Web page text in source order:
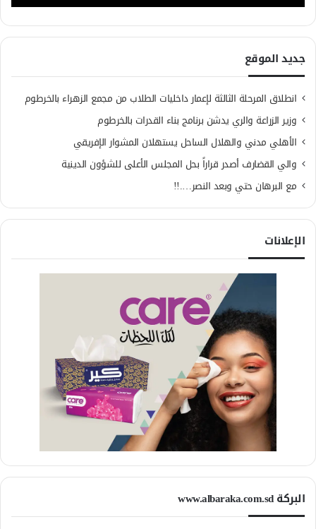
جديد الموقع
انطلاق المرحلة الثالثة لإعمار داخليات الطلاب من مجمع الزهراء بالخرطوم
وزير الزراعة والري يدشن برنامج بناء القدرات بالخرطوم
الأهلي مدني والهلال الساحل يستهلان المشوار الإفريقي
والي القضارف أصدر قراراً بحل المجلس الأعلى للشؤون الدينية
مع البرهان حتي وبعد النصر….!!
الإعلانات
البركة www.albaraka.com.sd